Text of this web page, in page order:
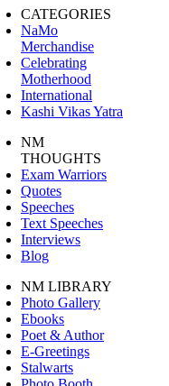
CATEGORIES
NaMo
Merchandise
Celebrating
Motherhood
International
Kashi Vikas Yatra
NM
THOUGHTS
Exam Warriors
Quotes
Speeches
Text Speeches
Interviews
Blog
NM LIBRARY
Photo Gallery
Ebooks
Poet & Author
E-Greetings
Stalwarts